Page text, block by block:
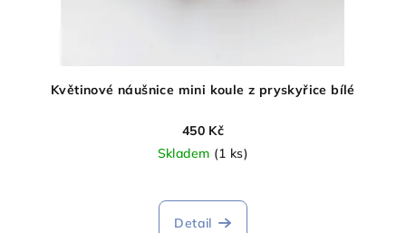
Květinové náušnice mini koule z pryskyřice bílé
450 Kč
Skladem (1 ks)
Detail